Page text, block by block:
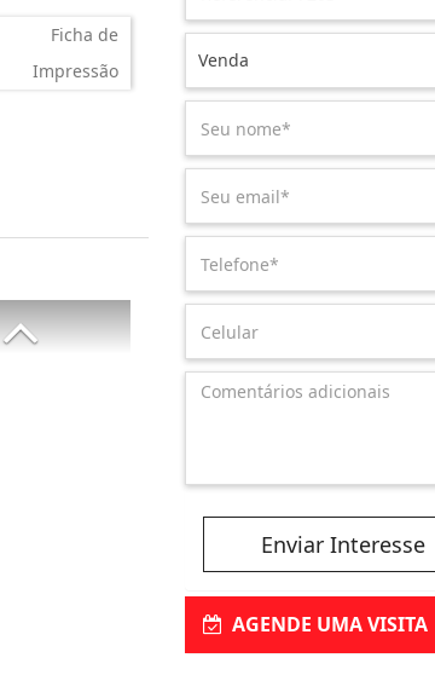
Ficha de
Impressão
Venda
Enviar Interesse